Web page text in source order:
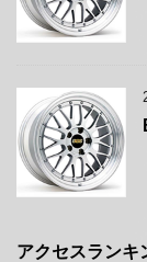
アクセスランキ